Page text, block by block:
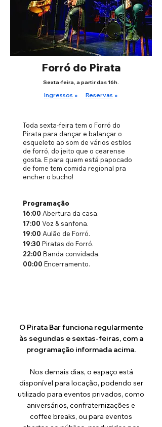
Forró do Pirata
Sexta-feira, a partir das 16h.
Ingressos » Reservas »
Toda sexta-feira tem o Forró do
Pirata para dançar e balançar o
esqueleto ao som de vários estilos
de forró, do jeito que o cearense
gosta. E para quem está papocado
de fome tem comida regional pra
encher o bucho!
Programação
16:00 Abertura da casa.
17:00 Voz & sanfona.
19:00 Aulão de Forró.
19:30 Piratas do Forró.
22:00 Banda convidada.
00:00 Encerramento.
O Pirata Bar funciona regularmente
às segundas e sextas-feiras, com a
programação informada acima.
Nos demais dias, o espaço está
disponível para locação, podendo ser
utilizado para eventos privados, como
aniversários, confraternizações e
coffee breaks, ou para eventos